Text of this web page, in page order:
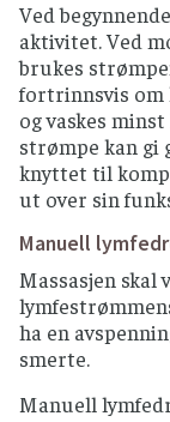
Ved
aktivitet. Ved
brukes
fortrinnsvis om
og vaskes
strømpe kan gi
knyttet til
ut over sin
Manuell
Massasjen
ha en
smerte.
Manuell